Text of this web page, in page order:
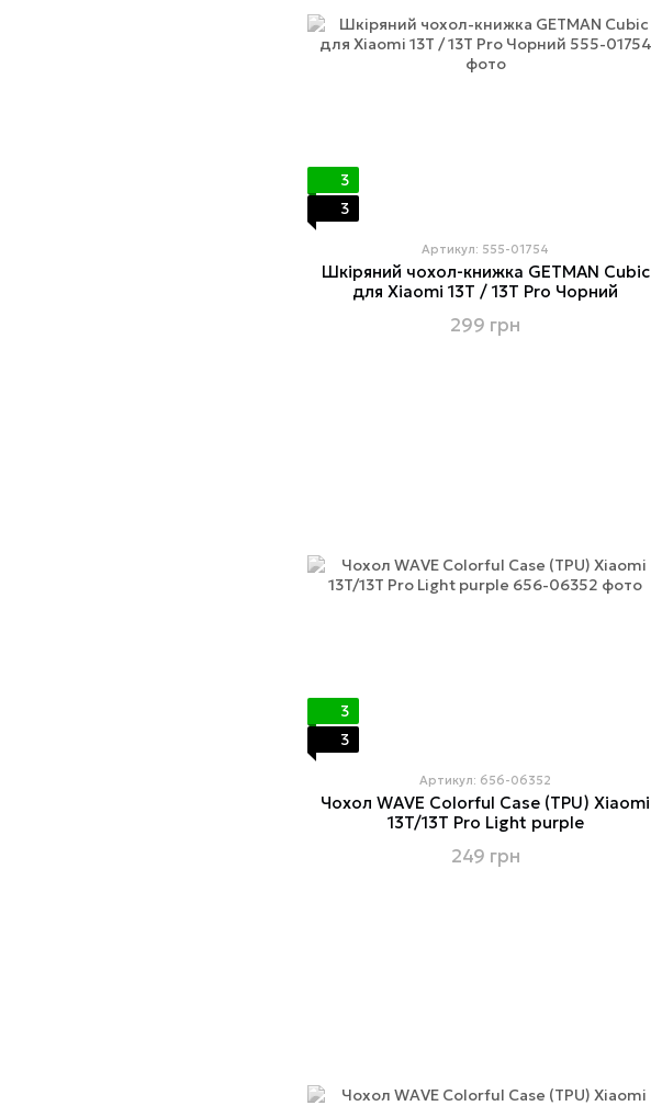
3
3
Артикул: 555-01754
Шкіряний чохол-книжка GETMAN Cubic
для Xiaomi 13T / 13T Pro Чорний
299 грн
3
3
Артикул: 656-06352
Чохол WAVE Colorful Case (TPU) Xiaomi
13T/13T Pro Light purple
249 грн